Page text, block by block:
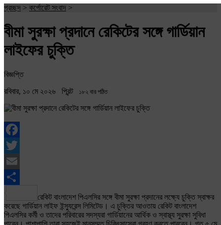
প্রচ্ছদ > কর্পোরেট সংবাদ >
বীমা সুরক্ষা প্রদানে রেকিটের সঙ্গে গার্ডিয়ান
লাইফের চুক্তি
বিজ্ঞপ্তি
রবিবার, ১০ মে ২০২৬ প্রিন্ট ১৮২ বার পঠিত
Facebook
Twitter
Email
Share
রেকিট বাংলাদেশ পিএলসির সঙ্গে বীমা সুরক্ষা প্রদানের লক্ষ্যে চুক্তি স্বাক্ষর
করেছে গার্ডিয়ান লাইফ ইন্স্যুরেন্স লিমিটেড। এ চুক্তির আওতায় রেকিট বাংলাদেশ
পিএলসির কর্মী ও তাদের পরিবারের সদস্যরা গার্ডিয়ানের আর্থিক ও স্বাস্থ্য সুরক্ষা সুবিধা